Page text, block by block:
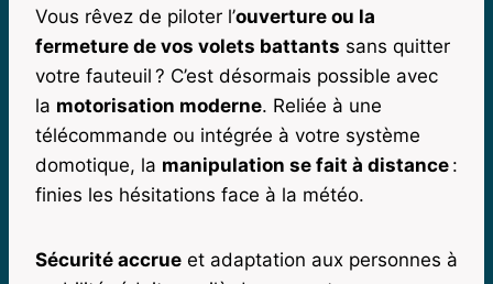
Vous rêvez de piloter l’ouverture ou la
fermeture de vos volets battants sans quitter
votre fauteuil ? C’est désormais possible avec
la motorisation moderne. Reliée à une
télécommande ou intégrée à votre système
domotique, la manipulation se fait à distance :
finies les hésitations face à la météo.
Sécurité accrue et adaptation aux personnes à